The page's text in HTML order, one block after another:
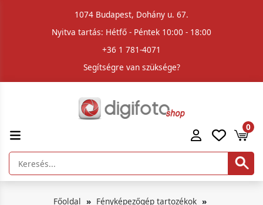
1074 Budapest, Dohány u. 67.
Nyitva tartás: Hétfő - Péntek 10:00 - 18:00
+36 1 781-4071
Segítségre van szüksége?
0
Főoldal
Fényképezőgép tartozékok